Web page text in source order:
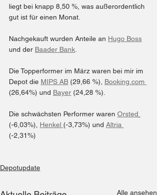
liegt bei knapp 8,50 %, was außerordentlich
gut ist für einen Monat.
Nachgekauft wurden Anteile an Hugo Boss
und der Baader Bank
Die Topperformer im März waren bei mir im
Depot die MIPS AB (29,66 %), Booking.com
(26,64%) und Bayer (24,28 %).
Die schwächsten Performer waren Orsted
(-6,03%), Henkel (-3,73%) und Altria
(-2,31%)
Depotupdate
Alle ansehen